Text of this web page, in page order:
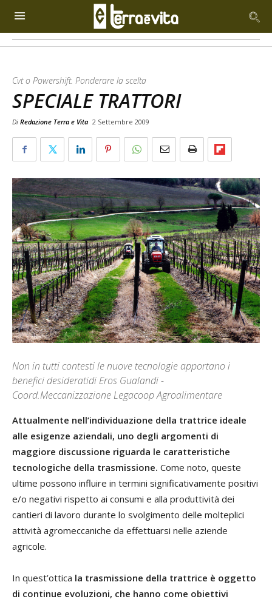
Cvt o Powershift. Ponderare la scelta
SPECIALE TRATTORI
Di Redazione Terra e Vita 2 Settembre 2009
Non in tutti contesti le nuove tecnologie apportano i
benefici desideratidi Eros Gualandi -
Coord.Meccanizzazione Legacoop Agroalimentare
Attualmente nell’individuazione della trattrice ideale
alle esigenze aziendali, uno degli argomenti di
maggiore discussione riguarda le caratteristiche
tecnologiche della trasmissione. Come noto, queste
ultime possono influire in termini significativamente positivi
e/o negativi rispetto ai consumi e alla produttività dei
cantieri di lavoro durante lo svolgimento delle molteplici
attività agromeccaniche da effettuarsi nelle aziende
agricole.
In quest’ottica la trasmissione della trattrice è oggetto
di continue evoluzioni, che hanno come obiettivi